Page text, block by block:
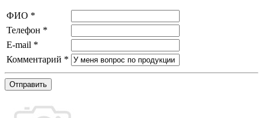
ФИО *
Телефон *
E-mail *
Комментарий *
Отправить